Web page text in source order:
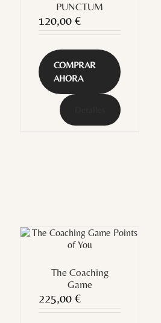
PUNCTUM
120,00 €
COMPRAR
AHORA
The Coaching
Game
225,00 €